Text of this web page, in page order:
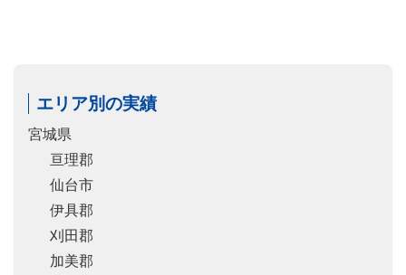
エリア別の実績
宮城県
亘理郡
仙台市
伊具郡
刈田郡
加美郡